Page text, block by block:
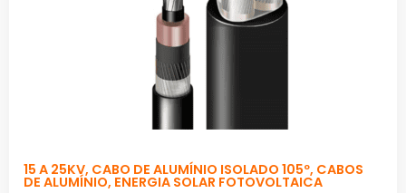
15 A 25KV, CABO DE ALUMÍNIO ISOLADO 105º, CABOS
DE ALUMÍNIO, ENERGIA SOLAR FOTOVOLTAICA